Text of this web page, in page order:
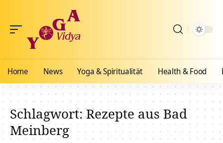
Home News Yoga & Spiritualität Health & Food
Schlagwort:Rezepte aus Bad
Meinberg